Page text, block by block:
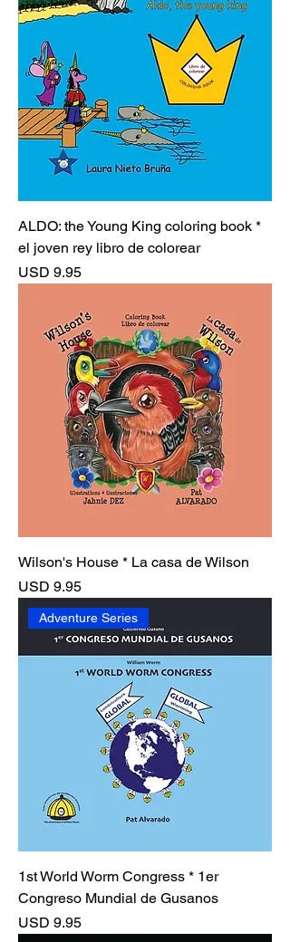
ALDO: the Young King coloring book *
el joven rey libro de colorear
Precio
USD 9.95
Wilson's House * La casa de Wilson
Precio
USD 9.95
Adventure Series
1st World Worm Congress * 1er
Congreso Mundial de Gusanos
Precio
USD 9.95